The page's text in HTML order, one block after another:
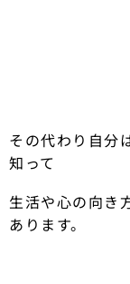
その代わり自分
知って
生活や心の向き
あります。